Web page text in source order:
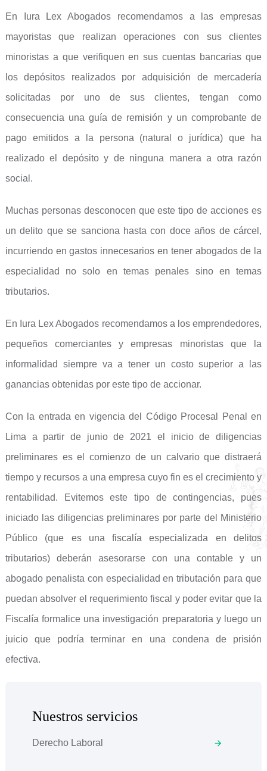
En Iura Lex Abogados recomendamos a las empresas
mayoristas que realizan operaciones con sus clientes
minoristas a que verifiquen en sus cuentas bancarias que
los depósitos realizados por adquisición de mercadería
solicitadas por uno de sus clientes, tengan como
consecuencia una guía de remisión y un comprobante de
pago emitidos a la persona (natural o jurídica) que ha
realizado el depósito y de ninguna manera a otra razón
social.
Muchas personas desconocen que este tipo de acciones es
un delito que se sanciona hasta con doce años de cárcel,
incurriendo en gastos innecesarios en tener abogados de la
especialidad no solo en temas penales sino en temas
tributarios.
En Iura Lex Abogados recomendamos a los emprendedores,
pequeños comerciantes y empresas minoristas que la
informalidad siempre va a tener un costo superior a las
ganancias obtenidas por este tipo de accionar.
Con la entrada en vigencia del Código Procesal Penal en
Lima a partir de junio de 2021 el inicio de diligencias
preliminares es el comienzo de un calvario que distraerá
tiempo y recursos a una empresa cuyo fin es el crecimiento y
rentabilidad. Evitemos este tipo de contingencias, pues
iniciado las diligencias preliminares por parte del Ministerio
Público (que es una fiscalía especializada en delitos
tributarios) deberán asesorarse con una contable y un
abogado penalista con especialidad en tributación para que
puedan absolver el requerimiento fiscal y poder evitar que la
Fiscalía formalice una investigación preparatoria y luego un
juicio que podría terminar en una condena de prisión
efectiva.
Nuestros servicios
Derecho Laboral